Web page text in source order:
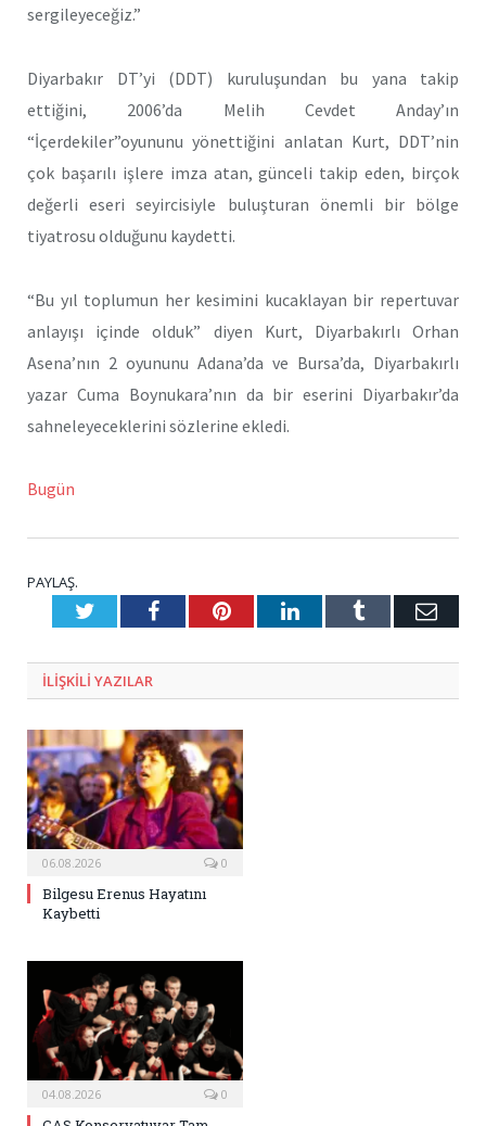
sergileyeceğiz.”
Diyarbakır DT’yi (DDT) kuruluşundan bu yana takip
ettiğini, 2006’da Melih Cevdet Anday’ın
“İçerdekiler”oyununu yönettiğini anlatan Kurt, DDT’nin
çok başarılı işlere imza atan, günceli takip eden, birçok
değerli eseri seyircisiyle buluşturan önemli bir bölge
tiyatrosu olduğunu kaydetti.
“Bu yıl toplumun her kesimini kucaklayan bir repertuvar
anlayışı içinde olduk” diyen Kurt, Diyarbakırlı Orhan
Asena’nın 2 oyununu Adana’da ve Bursa’da, Diyarbakırlı
yazar Cuma Boynukara’nın da bir eserini Diyarbakır’da
sahneleyeceklerini sözlerine ekledi.
Bugün
PAYLAŞ.
TwitterFacebookPinterestLinkedInTumblr E-
ILIŞKILI YAZILAR
06.08.2026 0
Bilgesu Erenus Hayatını
Kaybetti
04.08.2026 0